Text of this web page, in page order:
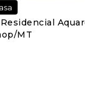
Residencial
MT